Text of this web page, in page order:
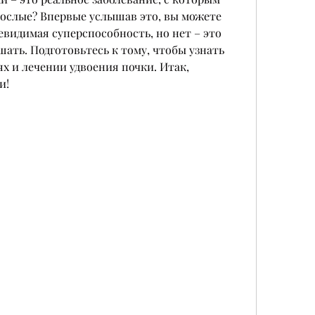
Впервые услышав это, вы можете
суперспособность, но нет – это
Подготовьтесь к тому, чтобы узнать
и лечении удвоения почки. Итак,